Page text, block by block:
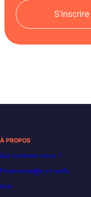
À PROPOS
Qui sommes-nous ?
Financements et tarifs
Avis